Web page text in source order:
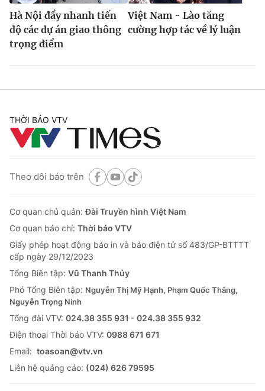
Hà Nội đẩy nhanh tiến
độ các dự án giao thông
trọng điểm
Việt Nam - Lào tăng
cường hợp tác về lý luận
THỜI BÁO VTV
Theo dõi báo trên
Cơ quan chủ quản:Đài Truyền hình Việt Nam
Cơ quan báo chí: Thời báo VTV
Giấy phép hoạt động báo in và báo điện tử số 483/GP-BTTTT
cấp ngày 29/12/2023
Tổng Biên tập: Vũ Thanh Thủy
Phó Tổng Biên tập: Nguyễn Thị Mỹ Hạnh, Phạm Quốc Thắng,
Nguyễn Trọng Ninh
Tổng đài VTV: 024.38 355 931 - 024.38 355 932
Ðiện thoại Thời báo VTV: 0988 671 671
Email: toasoan@vtv.vn
Liên hệ quảng cáo: (024) 626 79595